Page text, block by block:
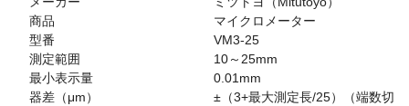
商品
マイクロメーター
型番
VM3-25
測定範囲
10～25mm
最小表示量
0.01mm
器差（μm）
±（3+最大測定長/25）（端数切